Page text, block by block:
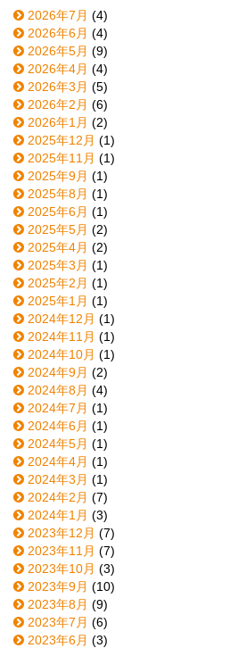
2026年7月 (4)
2026年6月 (4)
2026年5月 (9)
2026年4月 (4)
2026年3月 (5)
2026年2月 (6)
2026年1月 (2)
2025年12月 (1)
2025年11月 (1)
2025年9月 (1)
2025年8月 (1)
2025年6月 (1)
2025年5月 (2)
2025年4月 (2)
2025年3月 (1)
2025年2月 (1)
2025年1月 (1)
2024年12月 (1)
2024年11月 (1)
2024年10月 (1)
2024年9月 (2)
2024年8月 (4)
2024年7月 (1)
2024年6月 (1)
2024年5月 (1)
2024年4月 (1)
2024年3月 (1)
2024年2月 (7)
2024年1月 (3)
2023年12月 (7)
2023年11月 (7)
2023年10月 (3)
2023年9月 (10)
2023年8月 (9)
2023年7月 (6)
2023年6月 (3)